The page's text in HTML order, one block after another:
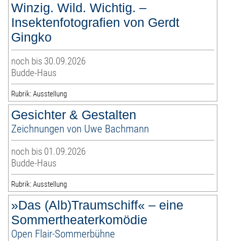
Winzig. Wild. Wichtig. –
Insektenfotografien von Gerdt
Gingko
noch bis 30.09.2026
Budde-Haus
Rubrik: Ausstellung
Gesichter & Gestalten
Zeichnungen von Uwe Bachmann
noch bis 01.09.2026
Budde-Haus
Rubrik: Ausstellung
»Das (Alb)Traumschiff« – eine
Sommertheaterkomödie
Open Flair-Sommerbühne